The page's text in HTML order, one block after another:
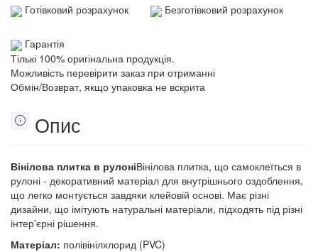
Готівковий розрахунок Безготівковий розрахунок
Гарантія
Тількі 100% оригінальна продукція.
Можливість перевірити заказ при отриманні
Обмін/Возврат, якщо упаковка не вскрита
Опис
Вінілова плитка в рулоніВінілова плитка, що самоклеїться в
рулоні - декоративний матеріал для внутрішнього оздоблення,
що легко монтується завдяки клейовій основі. Має різні
дизайни, що імітують натуральні матеріали, підходять під різні
інтер'єрні рішення.
Матеріал: полівінілхлорид (PVC)